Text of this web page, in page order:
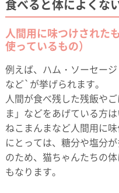
食べると体によくな
人間用に味つけされた
使っているもの）
例えば、ハム・ソーセー
など`が挙げられます。
人間が食べ残した残飯や
ま」などをあげている方
ねこまんまなど人間用に
にとっては、糖分や塩分
のため、猫ちゃんたちの
もなります。